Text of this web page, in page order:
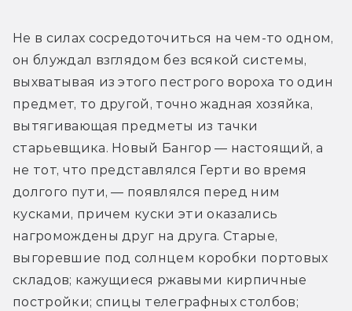
Не в силах сосредоточиться на чем-то одном,
он блуждал взглядом без всякой системы,
выхватывая из этого пестрого вороха то один
предмет, то другой, точно жадная хозяйка,
вытягивающая предметы из тачки
старьевщика. Новый Бангор — настоящий, а
не тот, что представлялся Герти во время
долгого пути, — появлялся перед ним
кусками, причем куски эти оказались
нагромождены друг на друга. Старые,
выгоревшие под солнцем коробки портовых
складов; кажущиеся ржавыми кирпичные
постройки; спицы телеграфных столбов;